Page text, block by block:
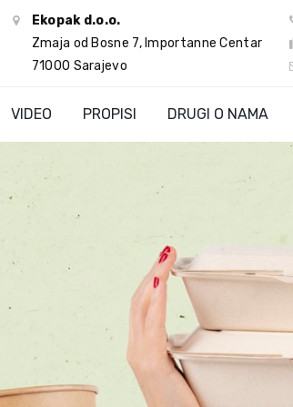
Ekopak d.o.o.
Zmaja od Bosne 7, Importanne Centar
71000 Sarajevo
VIDEO PROPISI DRUGI O NAMA